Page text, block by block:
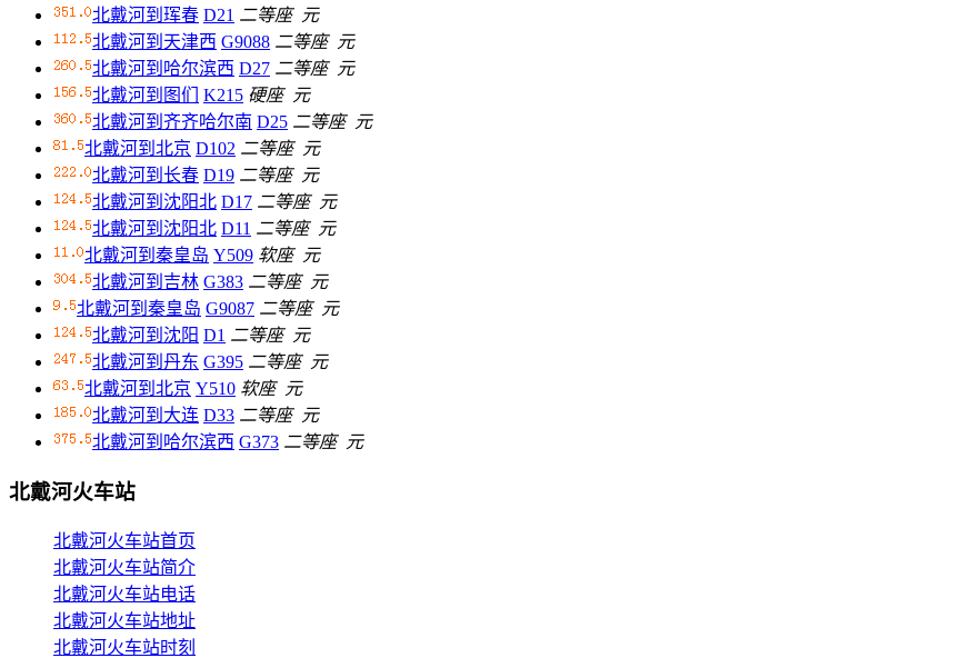
北戴河到珲春 D21 二等座 元
北戴河到天津西 G9088 二等座 元
北戴河到哈尔滨西 D27 二等座 元
北戴河到图们
K215 硬座 元
北戴河到齐齐哈尔南 D25 二等座 元
北戴河到北京 D102 二等座 元
北戴河到长春 D19 二等座 元
北戴河到沈阳北 D17 二等座 元
北戴河到沈阳北 D11 二等座 元
北戴河到秦皇岛 Y509 软座 元
北戴河到吉林 G383 二等座 元
北戴河到秦皇岛 G9087 二等座 元
北戴河到沈阳 D1 二等座 元
北戴河到丹东 G395 二等座 元
北戴河到北京 Y510 软座 元
北戴河到大连 D33 二等座 元
北戴河到哈尔滨西 G373 二等座 元
北戴河火车站
北戴河火车站首页
北戴河火车站简介
北戴河火车站电话
北戴河火车站地址
北戴河火车站时刻